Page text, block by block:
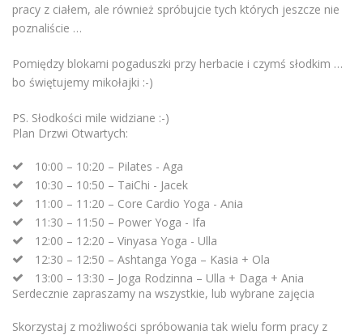
pracy z ciałem, ale również spróbujcie tych których jeszcze nie
poznaliście …
Pomiędzy blokami pogaduszki przy herbacie i czymś słodkim …
bo świętujemy mikołajki :-)
PS. Słodkości mile widziane :-)
Plan Drzwi Otwartych:
10:00 – 10:20 – Pilates - Aga
10:30 – 10:50 – TaiChi - Jacek
11:00 – 11:20 – Core Cardio Yoga - Ania
11:30 – 11:50 – Power Yoga - Ifa
12:00 – 12:20 – Vinyasa Yoga - Ulla
12:30 – 12:50 – Ashtanga Yoga – Kasia + Ola
13:00 – 13:30 – Joga Rodzinna – Ulla + Daga + Ania
Serdecznie zapraszamy na wszystkie, lub wybrane zajęcia
Skorzystaj z możliwości spróbowania tak wielu form pracy z